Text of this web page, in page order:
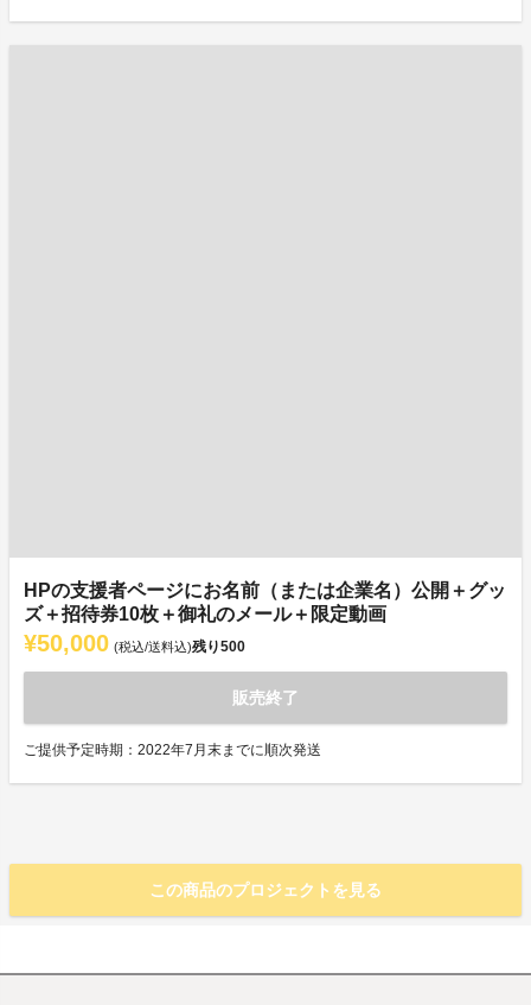
HPの支援者ページにお名前（または企業名）公開＋グッ
ズ＋招待券10枚＋御礼のメール＋限定動画
¥50,000 (税込/送料込)残り500
販売終了
ご提供予定時期：2022年7月末までに順次発送
この商品のプロジェクトを見る